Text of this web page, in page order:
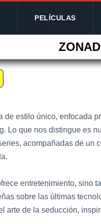
PELÍCULAS
de estilo único, enfocada
Lo que nos distingue es
acompañadas de un
entretenimiento, sino
sobre las últimas
arte de la seducción,